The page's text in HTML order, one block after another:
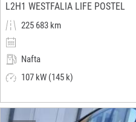
L2H1 WESTFALIA LIFE POSTEL
225 683 km
Nafta
107 kW (145 k)